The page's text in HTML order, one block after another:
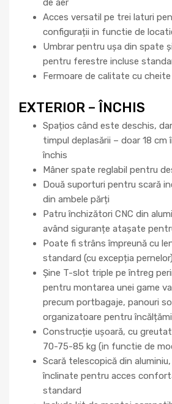
de aer
Acces versatil pe trei laturi
configurații in functie de
Umbrar pentru ușa din spate
pentru ferestre incluse
Fermoare de calitate cu
EXTERIOR – ÎNCHIS
Spațios când este deschis,
timpul deplasării – doar 18 cm
închis
Mâner spate reglabil pentru
Două suporturi pentru scară
din ambele părți
Patru închizători CNC din
având siguranțe atașate
Poate fi strâns împreună cu
standard (cu excepția pernelor)
Șine T-slot triple pe întreg
pentru montarea unei game
precum portbagaje, panouri
organizatoare pentru
Construcție ușoară, cu
70-75-85 kg (in functie de
Scară telescopică din
înclinate pentru acces
standard